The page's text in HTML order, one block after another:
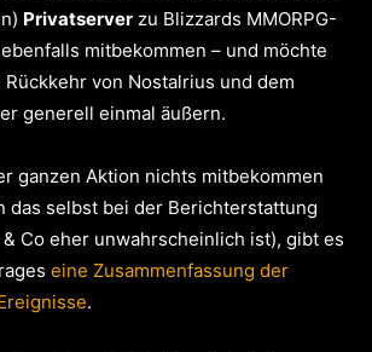
Privatserver zu Blizzards MMORPG-
mitbekommen – und möchte
von Nostalrius und dem
generell einmal äußern.
ganzen Aktion nichts mitbekommen
das selbst bei der Berichterstattung
Co eher unwahrscheinlich ist), gibt es
eine Zusammenfassung der
.